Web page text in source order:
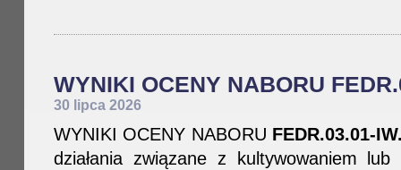
WYNIKI OCENY NABORU
30 lipca 2026
WYNIKI OCENY NABORU FEDR.03.01-
działania związane z kultywowaniem